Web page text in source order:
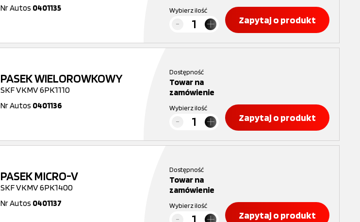
Nr Autos 0401135 Wybierz ilość
Zapytaj o produkt
PASEK WIELOROWKOWY
SKF VKMV 6PK1110
Nr Autos 0401136
Dostępność
Towar na
zamówienie
Wybierz ilość
Zapytaj o produkt
PASEK MICRO-V
SKF VKMV 6PK1400
Nr Autos 0401137
Dostępność
Towar na
zamówienie
Wybierz ilość
Zapytaj o produkt